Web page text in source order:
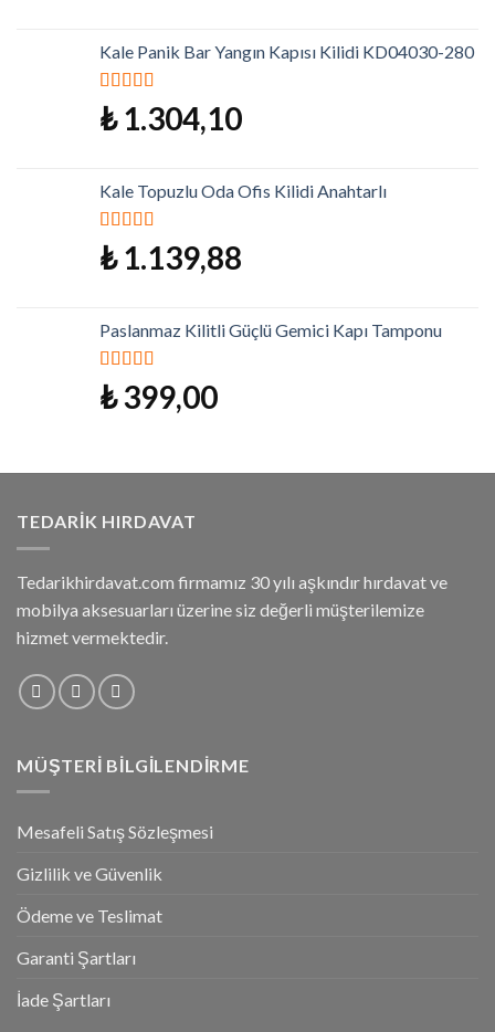
Kale Panik Bar Yangın Kapısı Kilidi KD04030-280
5 üzerinden
5.00oy aldı
₺1.304,10
Kale Topuzlu Oda Ofis Kilidi Anahtarlı
5 üzerinden
5.00oy aldı
₺1.139,88
Paslanmaz Kilitli Güçlü Gemici Kapı Tamponu
5 üzerinden
5.00oy aldı
₺399,00
TEDARIK HIRDAVAT
Tedarikhirdavat.com firmamız 30 yılı aşkındır hırdavat ve
mobilya aksesuarları üzerine siz değerli müşterilemize
hizmet vermektedir.
MÜŞTERI BILGILENDIRME
Mesafeli Satış Sözleşmesi
Gizlilik ve Güvenlik
Ödeme ve Teslimat
Garanti Şartları
İade Şartları